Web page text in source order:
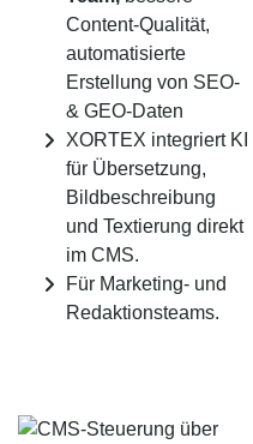
Content-Qualität,
automatisierte
Erstellung von SEO-
& GEO-Daten
XORTEX integriert KI
für Übersetzung,
Bildbeschreibung
und Textierung direkt
im CMS.
Für Marketing- und
Redaktionsteams.